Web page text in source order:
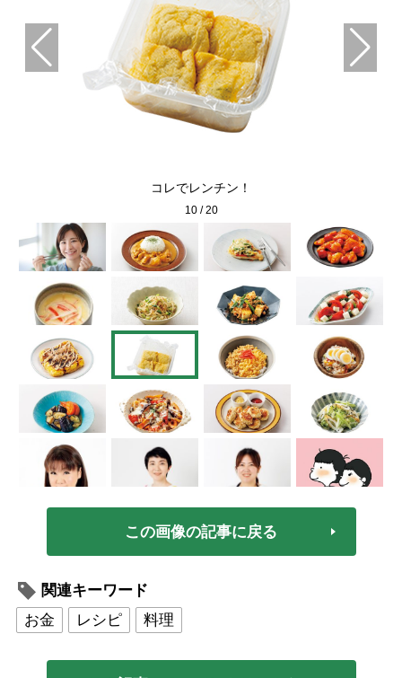
コレでレンチン！
10/20
この画像の記事に戻る
関連キーワード
お金
レシピ 料理